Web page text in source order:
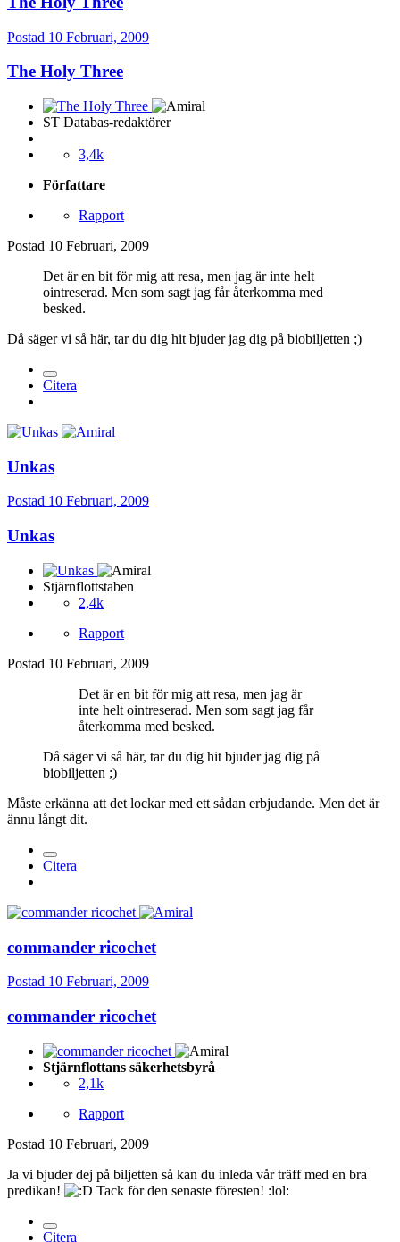
Postad 10 Februari, 2009
The Holy Three
ST Databas-redaktörer
3,4k
Författare
Rapport
Postad 10 Februari, 2009
Det är en bit för mig att resa, men jag är inte helt
ointreserad. Men som sagt jag får återkomma med
besked.
Då säger vi så här, tar du dig hit bjuder jag dig på biobiljetten ;)
Citera
Unkas
Postad 10 Februari, 2009
Unkas
Stjärnflottstaben
2,4k
Rapport
Postad 10 Februari, 2009
Det är en bit för mig att resa, men jag är
inte helt ointreserad. Men som sagt jag får
återkomma med besked.
Då säger vi så här, tar du dig hit bjuder jag dig på
biobiljetten ;)
Måste erkänna att det lockar med ett sådan erbjudande. Men det är
ännu långt dit.
Citera
commander ricochet
Postad 10 Februari, 2009
commander ricochet
Stjärnflottans säkerhetsbyrå
2,1k
Rapport
Postad 10 Februari, 2009
Ja vi bjuder dej på biljetten så kan du inleda vår träff med en bra
predikan!
Tack för den senaste föresten! :lol:
Citera